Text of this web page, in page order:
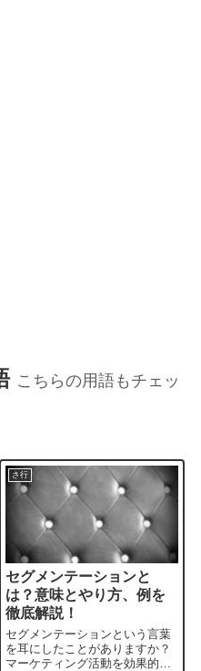
こちらの用語もチェッ
さ行
セグメンテーションと
は？意味とやり方、例を
徹底解説！
セグメンテーションという言葉
を耳にしたことがありますか？
マーケティング活動を効果的に